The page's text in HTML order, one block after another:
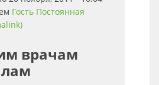
Гость Постоянная
врачам